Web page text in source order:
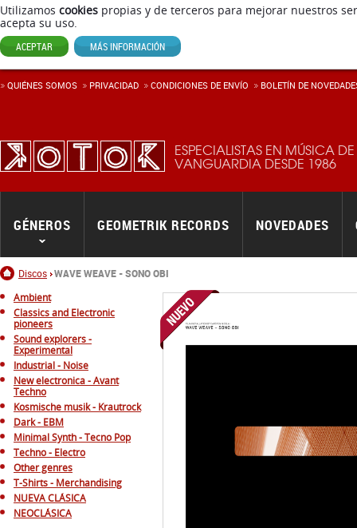
Utilizamos cookies propias y de terceros para mejorar nuestros
acepta su uso.
ACEPTAR MÁS INFORMACIÓN
ESPECIALISTAS EN MÚSICA DE
VANGUARDIA DESDE 1986
Inicio
Discos WAVE WEAVE - SONO OBI
GÉNEROS GEOMETRIK RECORDS NOVEDADES
QUIÉNES SOMOS PRIVACIDAD CONDICIONES DE ENVÍ­O BOLETÍN DE
Ambient
Classics and Electronic
pioneers
Sound explorers -
Experimental
Industrial - Noise
New electronica - Avant
Techno
Kosmische musik - Krautrock
Dark - EBM
Minimal Synth - Tecno Pop
Techno - Electro
Other genres
T-Shirts - Merchandising
NUEVA CLÁSICA
NEOCLÁSICA